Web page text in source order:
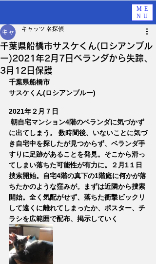
ME
NU
千葉県船橋市サスケくん(ロシアンブル
ー)2021年2月7日ベランダから失踪、
3月12日保護
キャッツ 名探偵
千葉県船橋市
サスケくん(ロシアンブルー)
2021年２月７日
に出てしまう。 数時間後、いないことに気づ
き自宅中を探したが見つからず、ベランダ手
すりに足跡があることを発見。そこから滑っ
てしまい落ちた可能性が有力に。２月1１日
捜索開始。自宅4階の真下の1階庭に何かが落
ちたかのような窪みが。まずは近隣から捜索
開始。全く気配がせず、落ちた衝撃ビックリ
して遠くに離れてしまったか、ポスター、チ
ラシを広範囲で配布、掲示していく